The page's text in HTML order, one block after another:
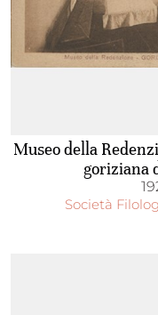
Museo della
goriziana
Società